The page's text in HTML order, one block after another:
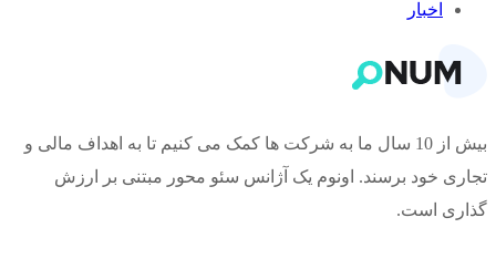
اخبار
بیش از 10 سال ما به شرکت ها کمک می کنیم تا به اهداف مالی و
تجاری خود برسند. اونوم یک آژانس سئو محور مبتنی بر ارزش
گذاری است.